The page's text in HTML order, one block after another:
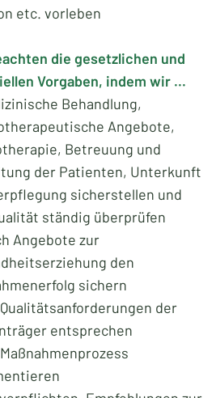
etc. vorleben
die gesetzlichen und
Vorgaben, indem wir ...
Behandlung,
Angebote,
Betreuung und
der Patienten, Unterkunft
sicherstellen und
ständig überprüfen
Angebote zur
den
sichern
der
entsprechen